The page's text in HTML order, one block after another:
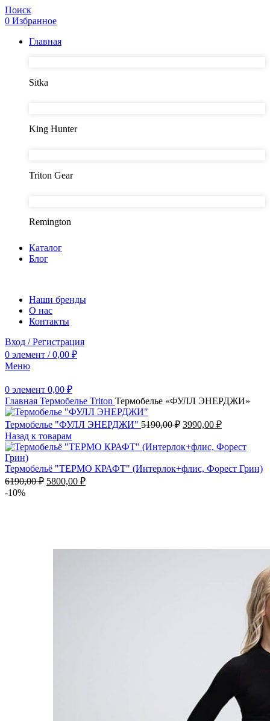
Поиск
0 Избранное
Главная
Sitka
King Hunter
Triton Gear
Remington
Каталог
Блог
Наши бренды
О нас
Контакты
Вход / Регистрация
0 элемент / 0,00 ₽
Меню
0 элемент 0,00 ₽
Главная Термобелье Triton Термобелье «ФУЛЛ ЭНЕРДЖИ»
Термобелье "ФУЛЛ ЭНЕРДЖИ" 5190,00₽ Первоначальная
составляла
3990,00 ₽Текущая
3990,00 ₽.
Назад к товарам
Термобельё "ТЕРМО КРАФТ" (Интерлок+флис, Форест Грин)
6190,00₽ Первоначальная
5800,00 ₽Текущая
-10%